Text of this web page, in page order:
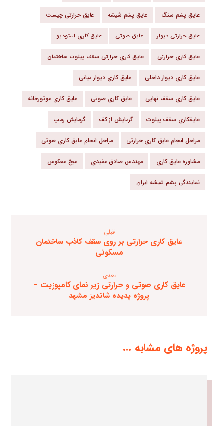
عایق پشم سنگ عایق پشم شیشه عایق حرارتی چیست
عایق حرارتی دیوار عایق صوتی عایق کاری استودیو
عایق کاری حرارتی عایق کاری حرارتی سقف پیلوت ساختمان
عایق کاری دیوار داخلی عایق کاری دیوار میانی
عایق کاری سقف نهایی عایق کاری صوتی عایق کاری موتورخانه
عایقکاری سقف پیلوت گرمایش از کف گرمایش رمپ
مراحل انجام عایق کاری حرارتی مراحل انجام عایق کاری صوتی
مشاوره عایق کاری مهندس صادق مفیدی میخ معکوس
نمایندگی پشم شیشه ایران
قبلی
عایق کاری حرارتی بر روی سقف کاذب ساختمان
مسکونی
بعدی
عایق کاری صوتی و حرارتی زیر نمای کامپوزیت –
پروژه پدیده شاندیز مشهد
پروژه های مشابه ...